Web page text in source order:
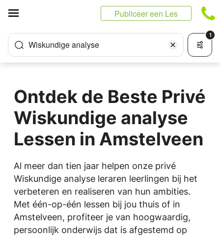
Publiceer een Les
Wiskundige analyse
1
Ontdek de Beste Privé
Wiskundige analyse
Lessen in Amstelveen
Al meer dan tien jaar helpen onze privé
Wiskundige analyse leraren leerlingen bij het
verbeteren en realiseren van hun ambities.
Met één-op-één lessen bij jou thuis of in
Amstelveen, profiteer je van hoogwaardig,
persoonlijk onderwijs dat is afgestemd op